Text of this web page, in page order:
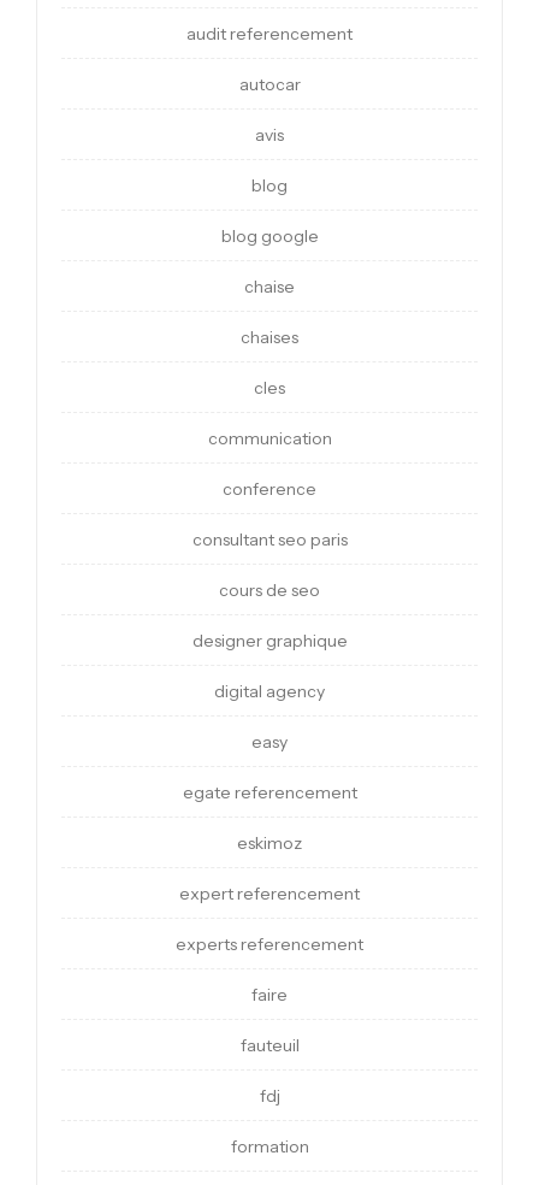
audit referencement
autocar
avis
blog
blog google
chaise
chaises
cles
communication
conference
consultant seo paris
cours de seo
designer graphique
digital agency
easy
egate referencement
eskimoz
expert referencement
experts referencement
faire
fauteuil
fdj
formation